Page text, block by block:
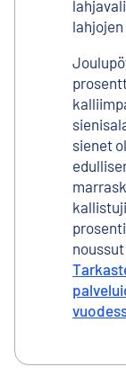
sienet